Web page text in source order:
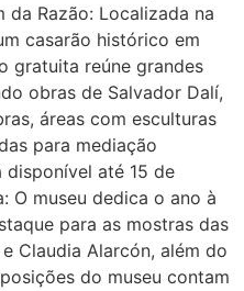
da Razão: Localizada na
casarão histórico em
gratuita reúne grandes
obras de Salvador Dalí,
áreas com esculturas
para mediação
disponível até 15 de
O museu dedica o ano à
para as mostras das
Claudia Alarcón, além do
do museu contam